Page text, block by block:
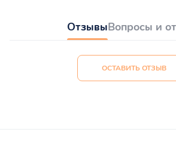
ОтзывыВопросы и
ОСТАВИТЬ ОТЗЫВ